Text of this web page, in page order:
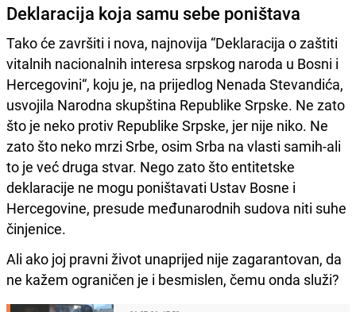
Deklaracija koja samu sebe poništava
Tako će završiti i nova, najnovija “Deklaracija o zaštiti
vitalnih nacionalnih interesa srpskog naroda u Bosni i
Hercegovini“, koju je, na prijedlog Nenada Stevandića,
usvojila Narodna skupština Republike Srpske. Ne zato
što je neko protiv Republike Srpske, jer nije niko. Ne
zato što neko mrzi Srbe, osim Srba na vlasti samih-ali
to je već druga stvar. Nego zato što entitetske
deklaracije ne mogu poništavati Ustav Bosne i
Hercegovine, presude međunarodnih sudova niti suhe
činjenice.
Ali ako joj pravni život unaprijed nije zagarantovan, da
ne kažem ograničen je i besmislen, čemu onda služi?